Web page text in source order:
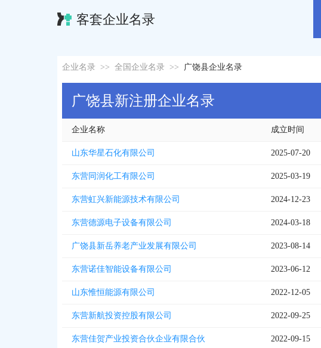
客套企业名录
企业名录 >> 全国企业名录 >> 广饶县企业名录
广饶县新注册企业名录
企业名称 成立时间
山东华星石化有限公司 2025-07-20
东营同润化工有限公司 2025-03-19
东营虹兴新能源技术有限公司 2024-12-23
东营德源电子设备有限公司 2024-03-18
广饶县新岳养老产业发展有限公司 2023-08-14
东营诺佳智能设备有限公司 2023-06-12
山东惟恒能源有限公司 2022-12-05
东营新航投资控股有限公司 2022-09-25
东营佳贺产业投资合伙企业有限合伙 2022-09-15